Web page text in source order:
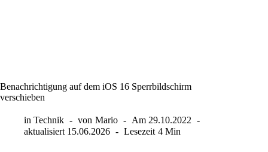
Benachrichtigung auf dem iOS 16 Sperrbildschirm
verschieben
in Technik von Mario Am 29.10.2022
aktualisiert 15.06.2026 Lesezeit 4 Min